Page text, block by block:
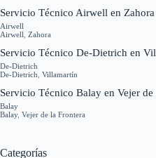
Servicio Técnico Airwell en Zahora
Airwell
Airwell Zahora
Servicio Técnico De-Dietrich en
De-Dietrich
De-Dietrich Villamartín
Servicio Técnico Balay en Vejer de
Balay
Balay, Vejer de la Frontera
Categorías